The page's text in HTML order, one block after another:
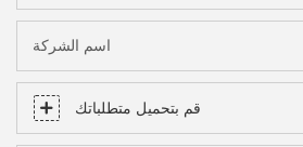
اسم الشركة
قم بتحميل متطلباتك